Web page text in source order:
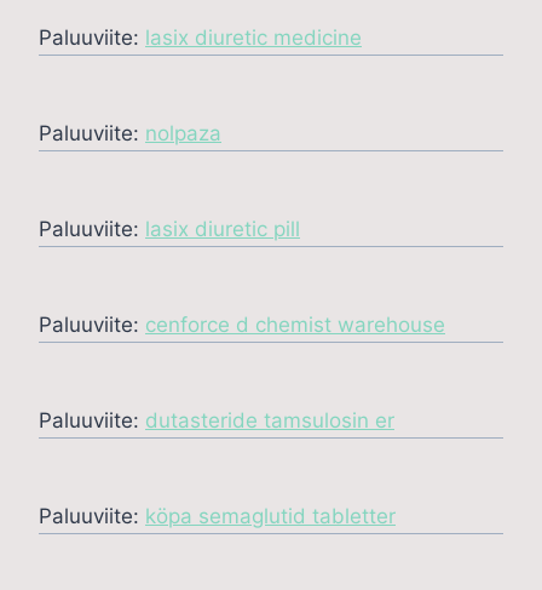
Paluuviite: lasix diuretic medicine
Paluuviite: nolpaza
Paluuviite: lasix diuretic pill
Paluuviite: cenforce d chemist warehouse
Paluuviite: dutasteride tamsulosin er
Paluuviite: köpa semaglutid tabletter